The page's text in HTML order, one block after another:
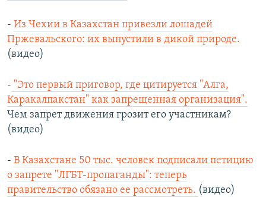
- Из Чехии в Казахстан привезли лошадей
Пржевальского: их выпустили в дикой природе.
(видео)
- "Это первый приговор, где цитируется "Алга,
Каракалпакстан" как запрещенная организация".
Чем запрет движения грозит его участникам?
(видео)
- В Казахстане 50 тыс. человек подписали петицию
о запрете "ЛГБТ-пропаганды": теперь
правительство обязано ее рассмотреть. (видео)